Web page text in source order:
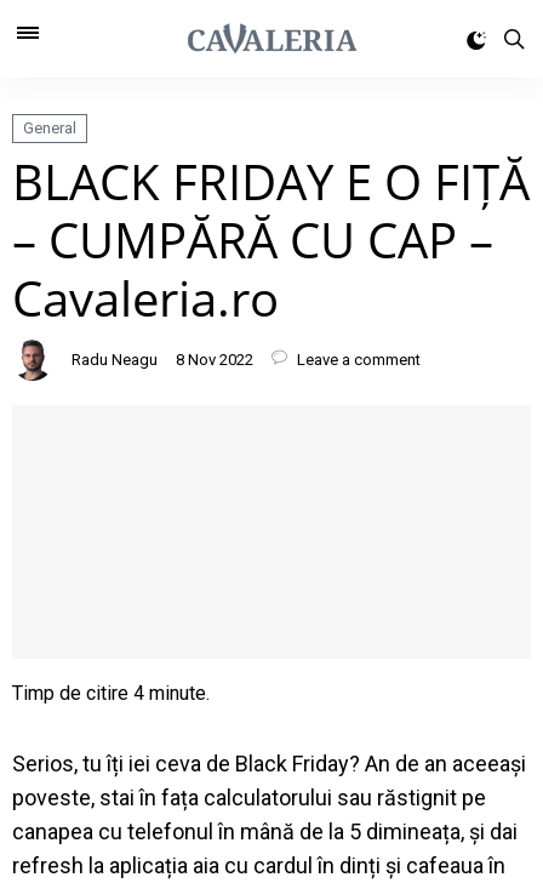
General
BLACK FRIDAY E O FIȚĂ
– CUMPĂRĂ CU CAP –
Cavaleria.ro
Radu Neagu 8 Nov 2022 Leave a comment
Serios, tu îți iei ceva de Black Friday? An de an aceeași
poveste, stai în fața calculatorului sau răstignit pe
canapea cu telefonul în mână de la 5 dimineața, și dai
refresh la aplicația aia cu cardul în dinți și cafeaua în